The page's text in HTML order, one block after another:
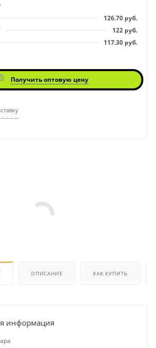
126.70 руб.
122 руб.
117.30 руб.
Получить оптовую цену
ОПИСАНИЕ КАК КУПИТЬ
информация